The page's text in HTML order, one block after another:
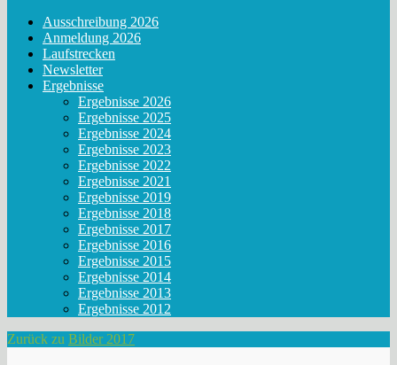
Ausschreibung 2026
Anmeldung 2026
Laufstrecken
Newsletter
Ergebnisse
Ergebnisse 2026
Ergebnisse 2025
Ergebnisse 2024
Ergebnisse 2023
Ergebnisse 2022
Ergebnisse 2021
Ergebnisse 2019
Ergebnisse 2018
Ergebnisse 2017
Ergebnisse 2016
Ergebnisse 2015
Ergebnisse 2014
Ergebnisse 2013
Ergebnisse 2012
Zurück zu Bilder 2017